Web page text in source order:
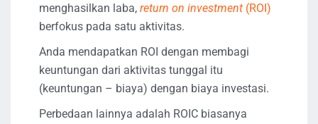
menghasilkan laba, return on investment (ROI)
berfokus pada satu aktivitas.
Anda mendapatkan ROI dengan membagi
keuntungan dari aktivitas tunggal itu
(keuntungan – biaya) dengan biaya investasi.
Perbedaan lainnya adalah ROIC biasanya